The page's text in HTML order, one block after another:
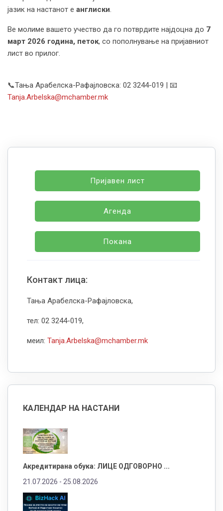
јазик на настанот е англиски.
Ве молиме вашето учество да го потврдите најдоцна до 7
март 2026 година, петок, со пополнување на пријавниот
лист во прилог.
📞Тања Арабелска-Рафајловска: 02 3244-019 | 📧
Tanja.Arbelska@mchamber.mk
Пријавен лист
Агенда
Покана
Контакт лица:
Тања Арабелска-Рафајловска,
тел: 02 3244-019,
меил: Tanja.Arbelska@mchamber.mk
КАЛЕНДАР НА НАСТАНИ
Акредитирана обука: ЛИЦЕ ОДГОВОРНО ...
21.07.2026 - 25.08.2026